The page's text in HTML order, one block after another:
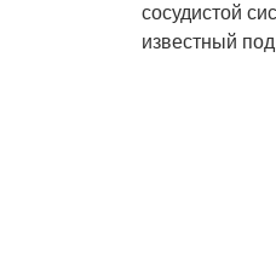
сосудистой
известный